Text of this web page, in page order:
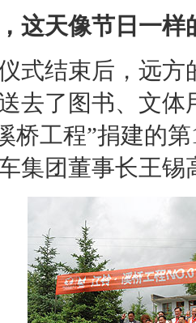
这天像节日一样
结束后，远方
去了图书、文
桥工程”捐建的
集团董事长王锡